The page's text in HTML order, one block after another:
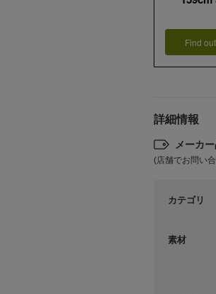
Find
詳細情報
メーカ
(店舗でお問い
カテゴリ
素材